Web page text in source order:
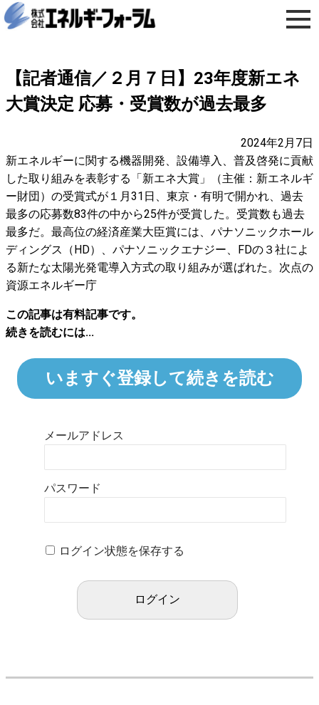
【記者通信／２月７日】23年度新エネ
大賞決定 応募・受賞数が過去最多
2024年2月7日
新エネルギーに関する機器開発、設備導入、普及啓発に貢献
した取り組みを表彰する「新エネ大賞」（主催：新エネルギ
ー財団）の受賞式が１月31日、東京・有明で開かれ、過去
最多の応募数83件の中から25件が受賞した。受賞数も過去
最多だ。最高位の経済産業大臣賞には、パナソニックホール
ディングス（HD）、パナソニックエナジー、FDの３社によ
る新たな太陽光発電導入方式の取り組みが選ばれた。次点の
資源エネルギー庁
この記事は有料記事です。
続きを読むには...
いますぐ登録して続きを読む
メールアドレス
パスワード
ログイン状態を保存する